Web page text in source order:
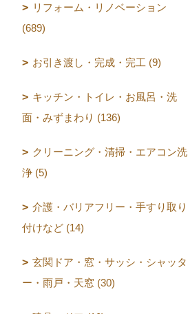
リフォーム・リノベーション
(689)
お引き渡し・完成・完工 (9)
キッチン・トイレ・お風呂・洗
面・みずまわり (136)
クリーニング・清掃・エアコン洗
浄 (5)
介護・バリアフリー・手すり取り
付けなど (14)
玄関ドア・窓・サッシ・シャッタ
ー・雨戸・天窓 (30)